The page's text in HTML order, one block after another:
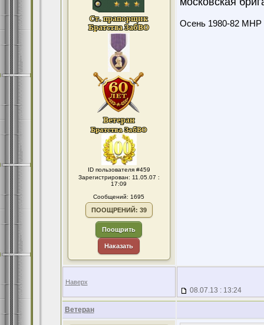
ID пользователя #459
Зарегистрирован: 11.05.07 :
17:09
Сообщений: 1695
ПООЩРЕНИЙ: 39
Поощрить
Наказать
Осень 1980-82 МНР
Наверх
08.07.13 : 13:24
Ветеран